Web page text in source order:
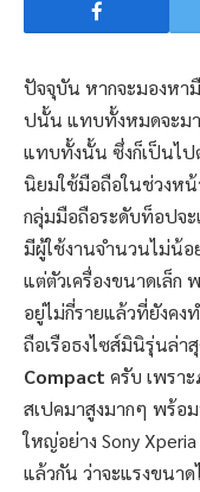
ปัจจุบัน หากจะมองหา
ปนั้น แทบทั้งหมดจะม
แทบทั้งนั้น ซึ่งก็เป็นไป
นิยมใช้มือถือในช่วงหน้
กลุ่มมือถือระดับท็อปจะ
มีผู้ใช้งานจำนวนไม่น้
แต่ตัวเครื่องขนาดเล็ก
อยู่ไม่กี่รายแล้วที่ยังค
ถือเรือธงไซส์มินิรุ่นล่า
Compact ครับ เพรา
สเปคมาสูงมากๆ พร้อ
ใหญ่อย่าง Sony
แล้วกัน ว่าจะแรงขนา